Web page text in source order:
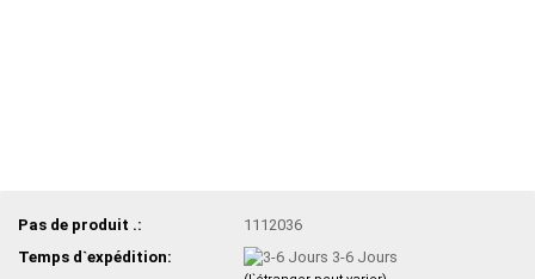
Pas de produit .:
1112036
Temps d`expédition:
3-6 Jours